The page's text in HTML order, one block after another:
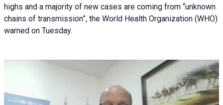
highs and a majority of new cases are coming from “unknown
chains of transmission”, the World Health Organization (WHO)
warned on Tuesday.